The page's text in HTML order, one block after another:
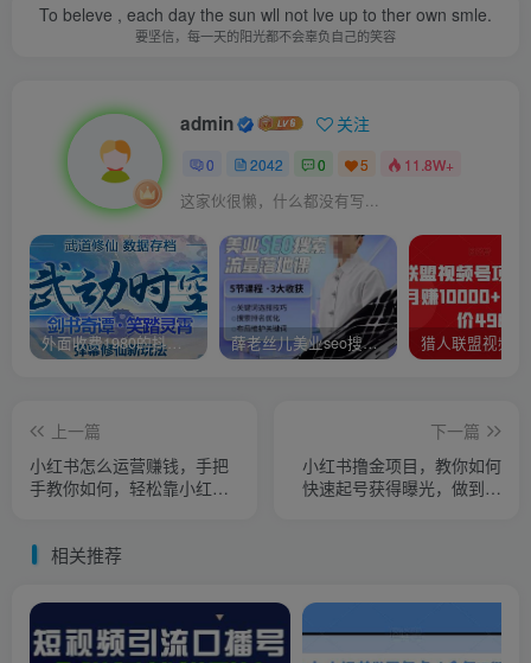
To beleve , each day the sun wll not lve up to ther own smle.
要坚信，每一天的阳光都不会辜负自己的笑容
admin 关注
0 2042 0 5 11.8W+
这家伙很懒，什么都没有写...
外面收费1980的抖音武动时空直播项目，无需真人出镜，实时互动直播【软件+详细教程】 薛老丝儿美业seo搜索流量落地课，一周暴涨20w粉丝，全干货讲解
上一篇
小红书怎么运营赚钱，手把
手教你如何，轻松靠小红书
下一篇
小红书撸金项目，教你如何
快速起号获得曝光，做到月
相关推荐